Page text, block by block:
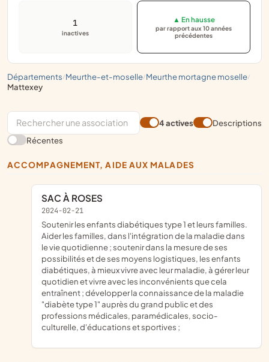
départements/ meurthe-et-moselle/ meurthe mortagne moselle/
mattexey
1
inactives
▲ En hausse
par rapport aux 10 années
précédentes
4 actives
Descriptions
Récentes
ACCOMPAGNEMENT, AIDE AUX MALADES
SAC À ROSES
2024-02-21
soutenir les enfants diabétiques type 1 et leurs familles.
Aider les familles, dans l'intégration de la maladie dans
le vie quotidienne ; soutenir dans la mesure de ses
possibilités et de ses moyens logistiques, les enfants
diabétiques, à mieux vivre avec leur maladie, à gérer leur
quotidien et vivre avec les inconvénients que cela
entraînent ; développer la connaissance de la maladie
"diabète type 1" auprès du grand public et des
professions médicales, paramédicales, socio-
culturelle, d'éducations et sportives ;